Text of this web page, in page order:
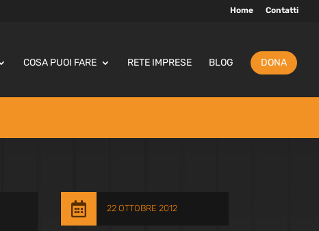
Home Contatti
COSA PUOI FARE RETE IMPRESE BLOG DONA
 22 OTTOBRE 2012